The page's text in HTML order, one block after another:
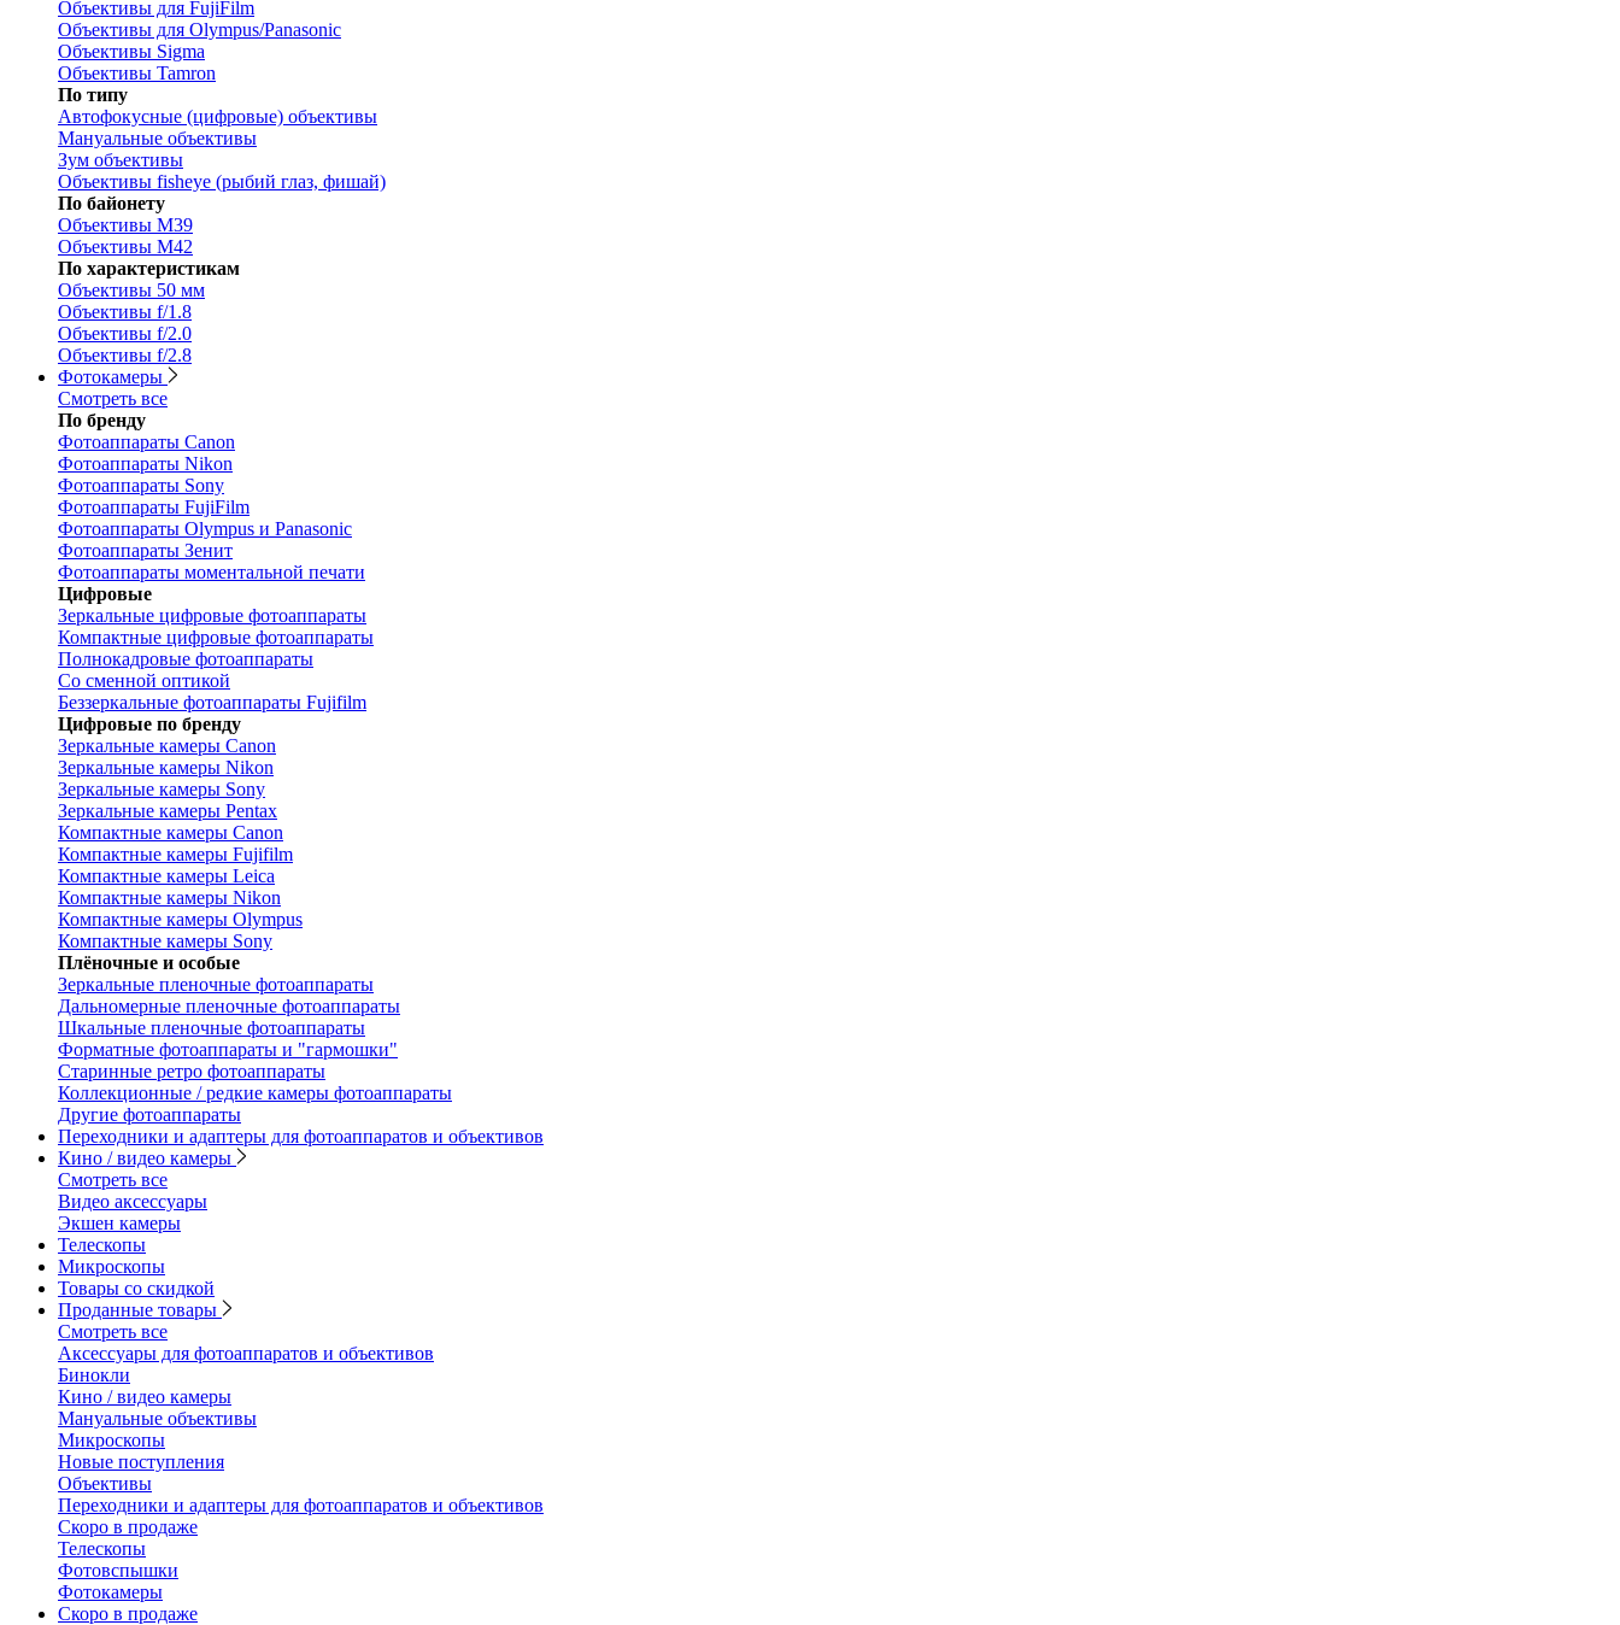
Объективы для FujiFilm
Объективы для Olympus/Panasonic
Объективы Sigma
Объективы Tamron
По типу
Автофокусные (цифровые) объективы
Мануальные объективы
Зум объективы
Объективы fisheye (рыбий глаз, фишай)
По байонету
Объективы M39
Объективы M42
По характеристикам
Объективы 50 мм
Объективы f/1.8
Объективы f/2.0
Объективы f/2.8
Фотокамеры
Смотреть все
По бренду
Фотоаппараты Canon
Фотоаппараты Nikon
Фотоаппараты Sony
Фотоаппараты FujiFilm
Фотоаппараты Olympus и Panasonic
Фотоаппараты Зенит
Фотоаппараты моментальной печати
Цифровые
Зеркальные цифровые фотоаппараты
Компактные цифровые фотоаппараты
Полнокадровые фотоаппараты
Со сменной оптикой
Беззеркальные фотоаппараты Fujifilm
Цифровые по бренду
Зеркальные камеры Canon
Зеркальные камеры Nikon
Зеркальные камеры Sony
Зеркальные камеры Pentax
Компактные камеры Canon
Компактные камеры Fujifilm
Компактные камеры Leica
Компактные камеры Nikon
Компактные камеры Olympus
Компактные камеры Sony
Плёночные и особые
Зеркальные пленочные фотоаппараты
Дальномерные пленочные фотоаппараты
Шкальные пленочные фотоаппараты
Форматные фотоаппараты и "гармошки"
Старинные ретро фотоаппараты
Коллекционные / редкие камеры фотоаппараты
Другие фотоаппараты
Переходники и адаптеры для фотоаппаратов и объективов
Кино / видео камеры
Смотреть все
Видео аксессуары
Экшен камеры
Телескопы
Микроскопы
Товары со скидкой
Проданные товары
Смотреть все
Аксессуары для фотоаппаратов и объективов
Бинокли
Кино / видео камеры
Мануальные объективы
Микроскопы
Новые поступления
Объективы
Переходники и адаптеры для фотоаппаратов и объективов
Скоро в продаже
Телескопы
Фотовспышки
Фотокамеры
Скоро в продаже